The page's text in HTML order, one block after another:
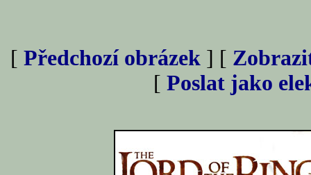
[ Předchozí obrázek ] [
[ Poslat jako